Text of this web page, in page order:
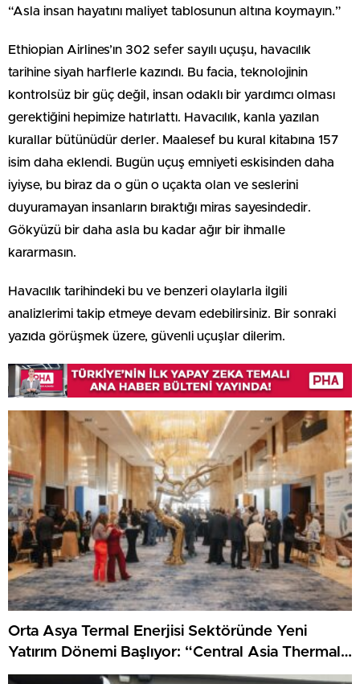
“Asla insan hayatını maliyet tablosunun altına koymayın.”
Ethiopian Airlines’ın 302 sefer sayılı uçuşu, havacılık
tarihine siyah harflerle kazındı. Bu facia, teknolojinin
kontrolsüz bir güç değil, insan odaklı bir yardımcı olması
gerektiğini hepimize hatırlattı. Havacılık, kanla yazılan
kurallar bütünüdür derler. Maalesef bu kural kitabına 157
isim daha eklendi. Bugün uçuş emniyeti eskisinden daha
iyiyse, bu biraz da o gün o uçakta olan ve seslerini
duyuramayan insanların bıraktığı miras sayesindedir.
Gökyüzü bir daha asla bu kadar ağır bir ihmalle
kararmasın.
Havacılık tarihindeki bu ve benzeri olaylarla ilgili
analizlerimi takip etmeye devam edebilirsiniz. Bir sonraki
yazıda görüşmek üzere, güvenli uçuşlar dilerim.
Orta Asya Termal Enerjisi Sektöründe Yeni
Yatırım Dönemi Başlıyor: “Central Asia Thermal
Power 2026” Forumu Astana’da Düzenlenecek!